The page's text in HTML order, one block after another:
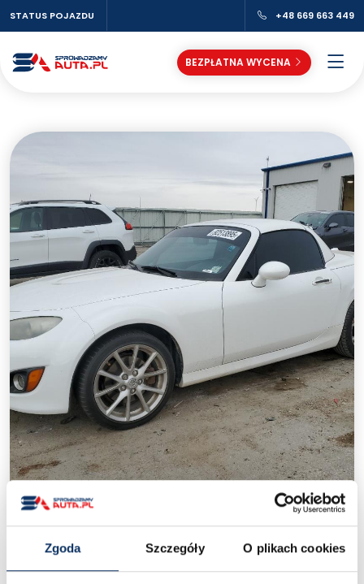
Zgoda Szczegóły O plikach cookies
STATUS POJAZDU +48 669 663 449
BEZPŁATNA WYCENA
‹ ›
Mazda MX-5 III (NC 2006-2015)